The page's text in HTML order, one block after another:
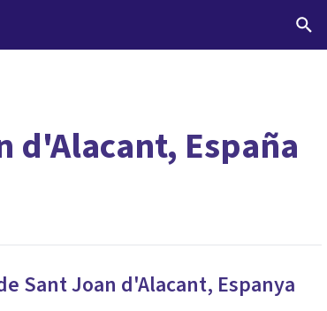
d'Alacant, España
Sant Joan d'Alacant, Espanya